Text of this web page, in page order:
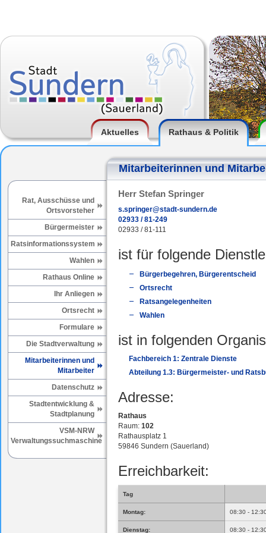
Aktuelles Rathaus & Politik
Mitarbeiterinnen und
Rat, Ausschüsse und
Ortsvorsteher
Bürgermeister
Ratsinformationssystem
Wahlen
Rathaus Online
Ihr Anliegen
Ortsrecht
Formulare
Die Stadtverwaltung
Mitarbeiterinnen und
Mitarbeiter
Datenschutz
Stadtentwicklung &
Stadtplanung
VSM-NRW
Verwaltungssuchmaschine
Herr Stefan Springer
s.springer@stadt-sundern.de
02933 / 81-249
02933 / 81-111
ist für folgende
Bürgerbegehren, Bürgerentscheid
Ortsrecht
Ratsangelegenheiten
Wahlen
ist in folgenden
Fachbereich 1: Zentrale Dienste
Abteilung 1.3: Bürgermeister- und
Adresse:
Rathaus
Raum: 102
Rathausplatz 1
59846 Sundern (Sauerland)
Erreichbarkeit:
Tag
Montag: 08:30 -
Dienstag: 08:30 -